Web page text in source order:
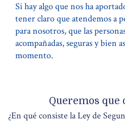
Si hay algo que nos ha
tener claro que atendemos a
para nosotros, que las
acompañadas, seguras y bien
momento.
Queremos que
¿En qué consiste la Ley de